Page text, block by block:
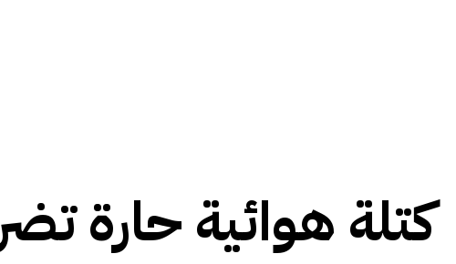
كتلة هوائية حارة